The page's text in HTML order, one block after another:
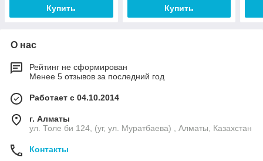
Купить Купить
О нас
Рейтинг не сформирован
Менее 5 отзывов за последний год
Работает с 04.10.2014
г. Алматы
ул. Толе би 124, (уг, ул. Муратбаева) , Алматы, Казахстан
Контакты